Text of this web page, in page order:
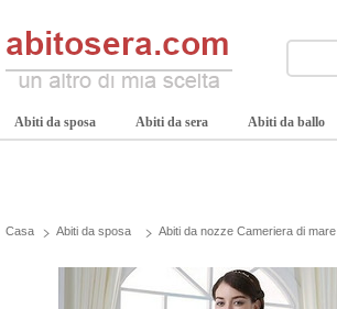
Abiti da sposa Abiti da sera Abiti da ballo
Casa Abiti da sposa Abiti da nozze Cameriera di mare